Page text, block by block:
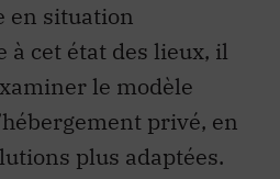
en situation
à cet état des lieux, il
le modèle
privé, en
plus adaptées.